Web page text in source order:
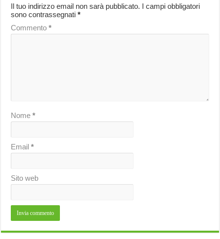
Il tuo indirizzo email non sarà pubblicato. I campi obbligatori
sono contrassegnati*
Commento*
Nome*
Email*
Sito web